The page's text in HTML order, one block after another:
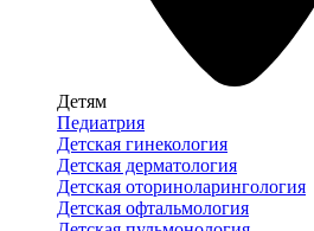
Детям
Педиатрия
Детская гинекология
Детская дерматология
Детская оториноларингология
Детская офтальмология